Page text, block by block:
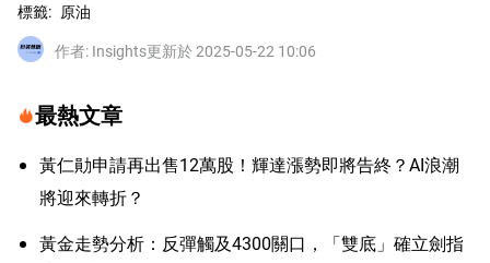
標籤: 原油
作者: Insights更新於 2025-05-22 10:06
最熱文章
黃仁勛申請再出售12萬股！輝達漲勢即將告終？AI浪潮
將迎來轉折？
黃金走勢分析：反彈觸及4300關口，「雙底」確立劍指